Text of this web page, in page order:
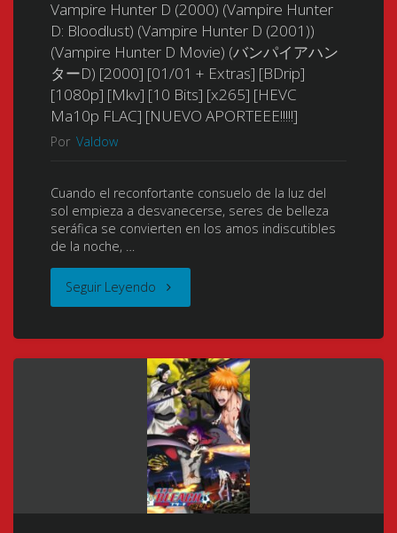
Luchadora
Metal)
(メ
ル
ァ
イ
タ
ー・
Vampire Hunter D (2000) (Vampire Hunter
D: Bloodlust) (Vampire Hunter D (2001))
(Vampire Hunter D Movie) (バンパイアハン
ターD) [2000] [01/01 + Extras] [BDrip]
[1080p] [Mkv] [10 Bits] [x265] [HEVC
Ma10p FLAC] [NUEVO APORTEEE!!!!!]
Por Valdow
Cuando el reconfortante consuelo de la luz del
sol empieza a desvanecerse, seres de belleza
seráfica se convierten en los amos indiscutibles
de la noche, …
Seguir Leyendo "Vampire
D
(2000)
(Vampire
Hunter
D: